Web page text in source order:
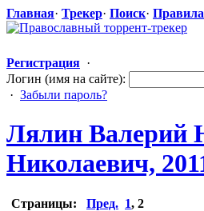
Главная· Трекер· Поиск· Правила
Регистрация ·
Логин (имя на сайте):
· Забыли пароль?
Лялин Валерий
Николаевич,
Страницы: Пред. 1, 2